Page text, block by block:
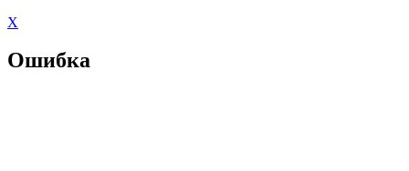
X
Ошибка